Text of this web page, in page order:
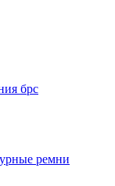
брс
ремни